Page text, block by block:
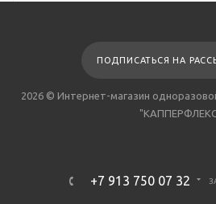
ПОДПИСАТЬСЯ НА
2026 © Интернет-магазин
+7 913 750 07 32